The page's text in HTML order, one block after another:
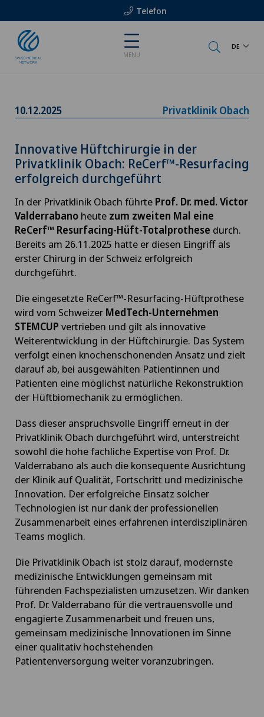
Telefon
MENU
DE
10.12.2025 Privatklinik Obach
Innovative Hüftchirurgie in der
Privatklinik Obach: ReCerf™-Resurfacing
erfolgreich durchgeführt
In der Privatklinik Obach führte Prof. Dr. med. Victor
Valderrabano heute zum zweiten Mal eine
ReCerf™ Resurfacing-Hüft-Totalprothese durch.
Bereits am 26.11.2025 hatte er diesen Eingriff als
erster Chirurg in der Schweiz erfolgreich
durchgeführt.
Die eingesetzte ReCerf™-Resurfacing-Hüftprothese
wird vom Schweizer MedTech-Unternehmen
STEMCUP vertrieben und gilt als innovative
Weiterentwicklung in der Hüftchirurgie. Das System
verfolgt einen knochenschonenden Ansatz und zielt
darauf ab, bei ausgewählten Patientinnen und
Patienten eine möglichst natürliche Rekonstruktion
der Hüftbiomechanik zu ermöglichen.
Dass dieser anspruchsvolle Eingriff erneut in der
Privatklinik Obach durchgeführt wird, unterstreicht
sowohl die hohe fachliche Expertise von Prof. Dr.
Valderrabano als auch die konsequente Ausrichtung
der Klinik auf Qualität, Fortschritt und medizinische
Innovation. Der erfolgreiche Einsatz solcher
Technologien ist nur dank der professionellen
Zusammenarbeit eines erfahrenen interdisziplinären
Teams möglich.
Die Privatklinik Obach ist stolz darauf, modernste
medizinische Entwicklungen gemeinsam mit
führenden Fachspezialisten umzusetzen. Wir danken
Prof. Dr. Valderrabano für die vertrauensvolle und
engagierte Zusammenarbeit und freuen uns,
gemeinsam medizinische Innovationen im Sinne
einer qualitativ hochstehenden
Patientenversorgung weiter voranzubringen.